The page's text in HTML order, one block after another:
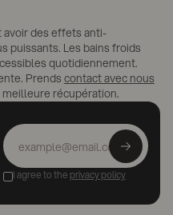
avoir des effets anti-
puissants. Les bains froids
quotidiennement.
Prends contact avec nous
récupération.
I agree to the privacy policy